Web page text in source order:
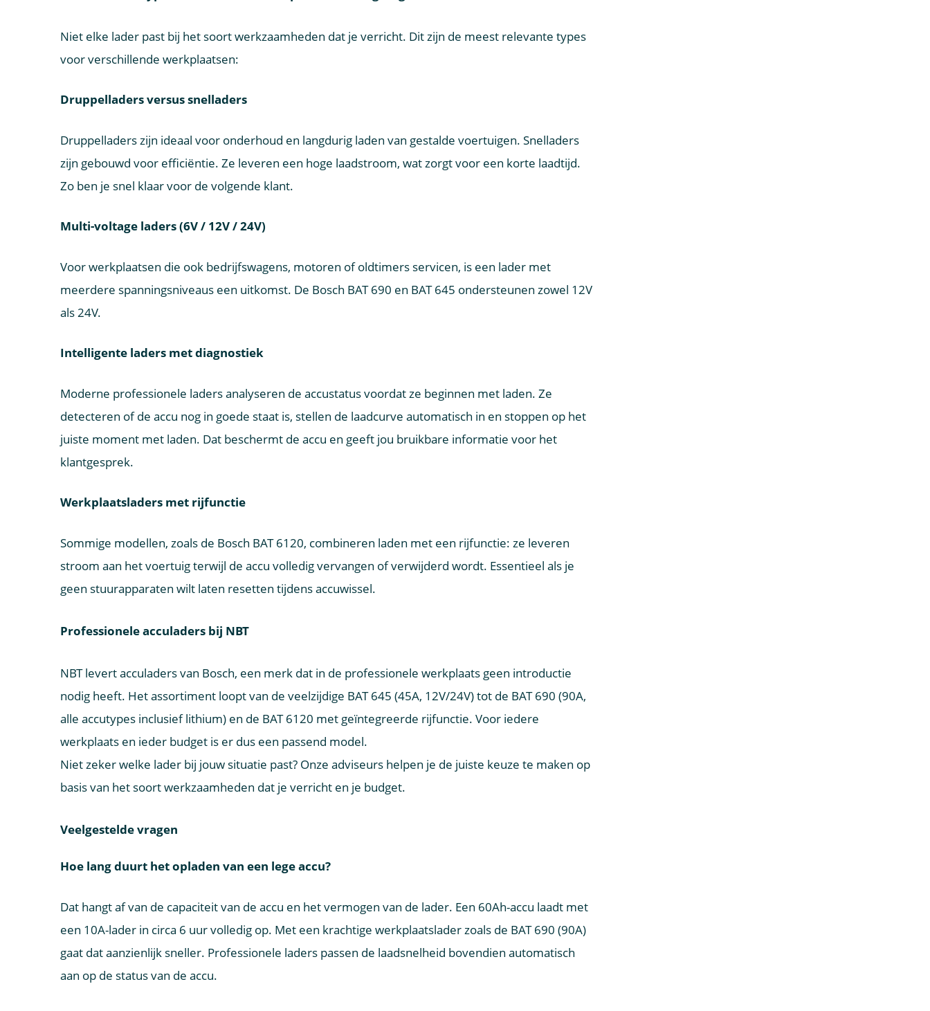
Niet elke lader past bij het soort werkzaamheden dat je verricht. Dit zijn de meest relevante types
voor verschillende werkplaatsen:
Druppelladers versus snelladers
Druppelladers zijn ideaal voor onderhoud en langdurig laden van gestalde voertuigen. Snelladers
zijn gebouwd voor efficiëntie. Ze leveren een hoge laadstroom, wat zorgt voor een korte laadtijd.
Zo ben je snel klaar voor de volgende klant.
Multi-voltage laders (6V / 12V / 24V)
Voor werkplaatsen die ook bedrijfswagens, motoren of oldtimers servicen, is een lader met
meerdere spanningsniveaus een uitkomst. De Bosch BAT 690 en BAT 645 ondersteunen zowel 12V
als 24V.
Intelligente laders met diagnostiek
Moderne professionele laders analyseren de accustatus voordat ze beginnen met laden. Ze
detecteren of de accu nog in goede staat is, stellen de laadcurve automatisch in en stoppen op het
juiste moment met laden. Dat beschermt de accu en geeft jou bruikbare informatie voor het
klantgesprek.
Werkplaatsladers met rijfunctie
Sommige modellen, zoals de Bosch BAT 6120, combineren laden met een rijfunctie: ze leveren
stroom aan het voertuig terwijl de accu volledig vervangen of verwijderd wordt. Essentieel als je
geen stuurapparaten wilt laten resetten tijdens accuwissel.
Professionele acculaders bij NBT
NBT levert acculaders van Bosch, een merk dat in de professionele werkplaats geen introductie
nodig heeft. Het assortiment loopt van de veelzijdige BAT 645 (45A, 12V/24V) tot de BAT 690 (90A,
alle accutypes inclusief lithium) en de BAT 6120 met geïntegreerde rijfunctie. Voor iedere
werkplaats en ieder budget is er dus een passend model.
Niet zeker welke lader bij jouw situatie past? Onze adviseurs helpen je de juiste keuze te maken op
basis van het soort werkzaamheden dat je verricht en je budget.
Veelgestelde vragen
Hoe lang duurt het opladen van een lege accu?
Dat hangt af van de capaciteit van de accu en het vermogen van de lader. Een 60Ah-accu laadt met
een 10A-lader in circa 6 uur volledig op. Met een krachtige werkplaatslader zoals de BAT 690 (90A)
gaat dat aanzienlijk sneller. Professionele laders passen de laadsnelheid bovendien automatisch
aan op de status van de accu.